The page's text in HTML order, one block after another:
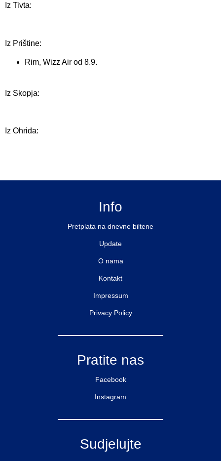
Iz Tivta:
Iz Prištine:
Rim, Wizz Air od 8.9.
Iz Skopja:
Iz Ohrida:
Info
Pretplata na dnevne biltene
Update
O nama
Kontakt
Impressum
Privacy Policy
Pratite nas
Facebook
Instagram
Sudjelujte